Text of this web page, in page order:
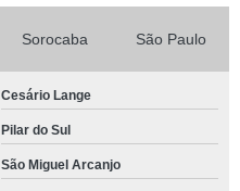
Sorocaba São Paulo
Cesário Lange
Pilar do Sul
São Miguel Arcanjo